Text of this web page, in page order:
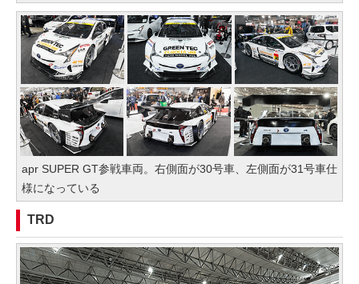
apr SUPER GT参戦車両。右側面が30号車、左側面が31号車仕
様になっている
TRD